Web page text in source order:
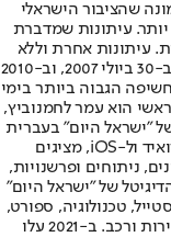
שהציבור הישראלי
יותר. עיתונות שמדברת
עיתונות אחרת וללא
תשלום. המהדורה המודפסת הראשונה פורסמה ב-30 ביולי 2007, וב-2010
הגבוה ביותר בימי
הוא עמר לחמנוביץ,
"ישראל היום" בעברית
ובאנגלית, כמו כן היישומונים (אפליקציות) לאנדרואיד ול-iOS, מציגים
ניתוחים ופרשנויות,
של "ישראל היום"
טכנולוגיה, ספורט,
כלכלה וצרכנות, בריאות, חיילים, אוכל, יהדות, תיירות ורכב. ב-2021 עלו